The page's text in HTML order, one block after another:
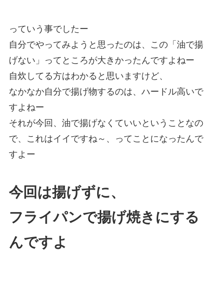
っていう事でしたー
自分でやってみようと思ったのは、この「油で揚
げない」ってところが大きかったんですよねー
自炊してる方はわかると思いますけど、
なかなか自分で揚げ物するのは、ハードル高いで
すよねー
それが今回、油で揚げなくていいということなの
で、これはイイですね～、ってことになったんで
すよー
今回は揚げずに、
フライパンで揚げ焼きにする
んですよ